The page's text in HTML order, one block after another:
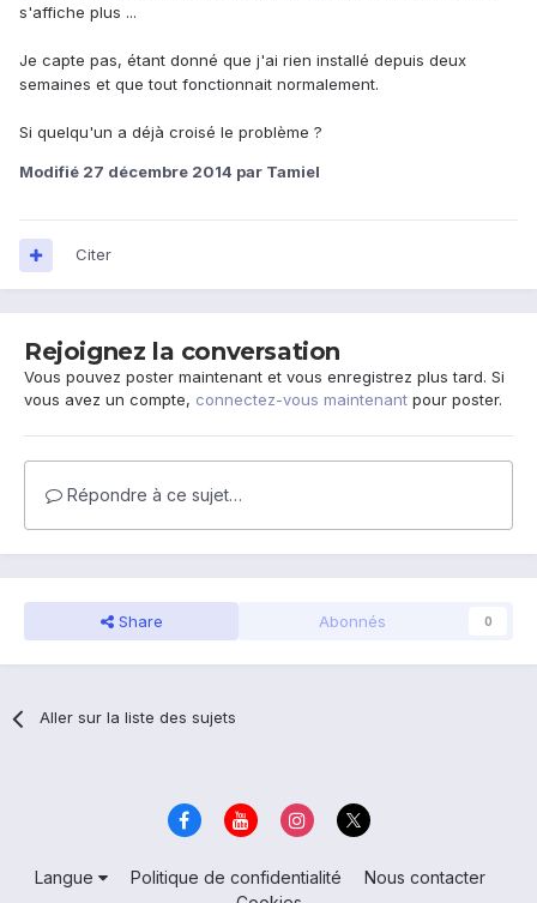
s'affiche plus ...
Je capte pas, étant donné que j'ai rien installé depuis deux
semaines et que tout fonctionnait normalement.
Si quelqu'un a déjà croisé le problème ?
Modifié 27 décembre 2014 par Tamiel
Citer
Rejoignez la conversation
Vous pouvez poster maintenant et vous enregistrez plus tard. Si
vous avez un compte, connectez-vous maintenant pour poster.
Répondre à ce sujet…
Share Abonnés 0
Aller sur la liste des sujets
Langue Politique de confidentialité
Nous contacter